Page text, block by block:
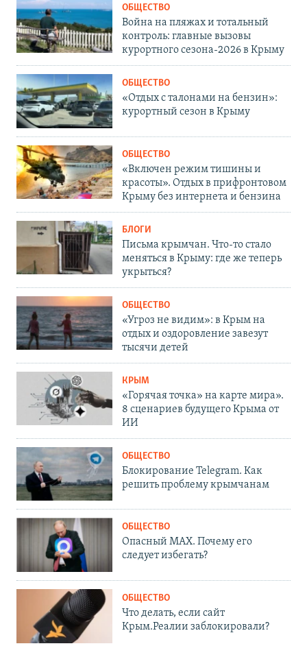
ОБЩЕСТВО
Война на пляжах и тотальный
контроль: главные вызовы
курортного сезона-2026 в Крыму
ОБЩЕСТВО
«Отдых с талонами на бензин»:
курортный сезон в Крыму
ОБЩЕСТВО
«Включен режим тишины и
красоты». Отдых в прифронтовом
Крыму без интернета и бензина
БЛОГИ
Письма крымчан. Что-то стало
меняться в Крыму: где же теперь
укрыться?
ОБЩЕСТВО
«Угроз не видим»: в Крым на
отдых и оздоровление завезут
тысячи детей
КРЫМ
«Горячая точка» на карте мира».
8 сценариев будущего Крыма от
ИИ
ОБЩЕСТВО
Блокирование Telegram. Как
решить проблему крымчанам
ОБЩЕСТВО
Опасный MAX. Почему его
следует избегать?
ОБЩЕСТВО
Что делать, если сайт
Крым.Реалии заблокировали?